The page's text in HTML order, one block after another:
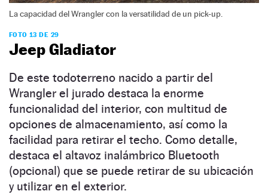
La capacidad del Wrangler con la versatilidad de un pick-up.
FOTO 13 DE 29
Jeep Gladiator
De este todoterreno nacido a partir del
Wrangler el jurado destaca la enorme
funcionalidad del interior, con multitud de
opciones de almacenamiento, así como la
facilidad para retirar el techo. Como detalle,
destaca el altavoz inalámbrico Bluetooth
(opcional) que se puede retirar de su ubicación
y utilizar en el exterior.